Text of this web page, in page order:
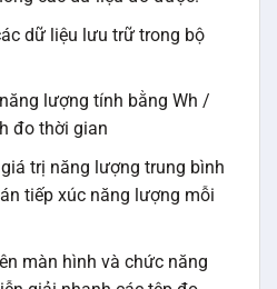
dữ liệu lưu trữ trong bộ
lượng tính bằng Wh /
đo thời gian
trị năng lượng trung bình
tiếp xúc năng lượng mỗi
màn hình và chức năng